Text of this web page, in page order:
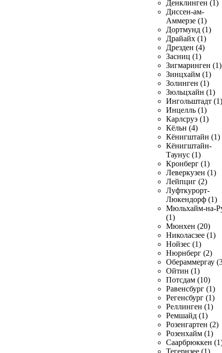
Денклинген (1)
Диссен-ам-
Аммерзе (1)
Дортмунд (1)
Драйайх (1)
Дрезден (4)
Засниц (1)
Зигмаринген (1)
Зинцхайм (1)
Золинген (1)
Зюльцхайн (1)
Ингольштадт (1)
Инцелль (1)
Карлсруэ (1)
Кёльн (4)
Кёнигштайн (1)
Кёнигштайн-
Таунус (1)
Кронберг (1)
Леверкузен (1)
Лейпциг (2)
Луфткурорт-
Люкендорф (1)
Мюльхайм-на-
(1)
Мюнхен (20)
Николасзее (1)
Нойзес (1)
Нюрнберг (2)
Обераммергау
Ойтин (1)
Потсдам (10)
Равенсбург (1)
Регенсбург (1)
Реллинген (1)
Ремшайд (1)
Розенгартен (2)
Розенхайм (1)
Саарбрюккен
Тегернзее (1)